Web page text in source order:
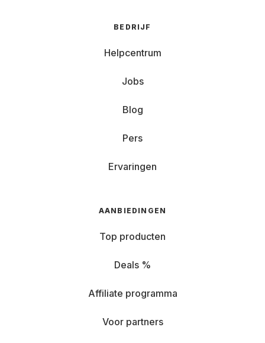
BEDRIJF
Helpcentrum
Jobs
Blog
Pers
Ervaringen
AANBIEDINGEN
Top producten
Deals %
Affiliate programma
Voor partners